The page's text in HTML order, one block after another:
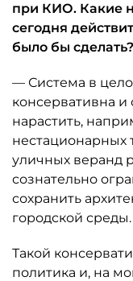
при КИО. Какие
сегодня
было бы сделать?
— Система в
консервативна
нарастить,
нестационарных
уличных веранд
сознательно
сохранить
городской среды.
Такой
политика и, на